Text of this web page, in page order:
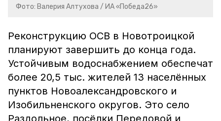
Фото: Валерия Алтухова / ИА «Победа26»
Реконструкцию ОСВ в Новотроицкой
планируют завершить до конца года.
Устойчивым водоснабжением обеспечат
более 20,5 тыс. жителей 13 населённых
пунктов Новоалександровского и
Изобильненского округов. Это село
Раздольное, посёлки Передовой и